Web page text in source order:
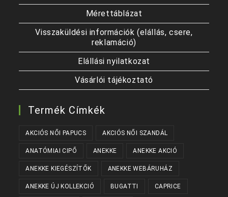
Mérettáblázat
Visszaküldési információk (elállás, csere,
reklamáció)
Elállási nyilatkozat
Vásárlói tájékoztató
Termék Címkék
AKCIÓS NŐI PAPUCS AKCIÓS NŐI SZANDÁL
ANATÓMIAI CIPŐ ANEKKE ANEKKE AKCIÓ
ANEKKE KIEGÉSZÍTŐK ANEKKE WEBÁRUHÁZ
ANEKKE ÚJ KOLLEKCIÓ BUGATTI CAPRICE